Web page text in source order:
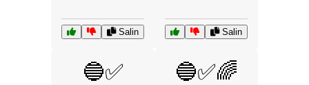
Salin Salin
🔵✅ 🔵✅🌈